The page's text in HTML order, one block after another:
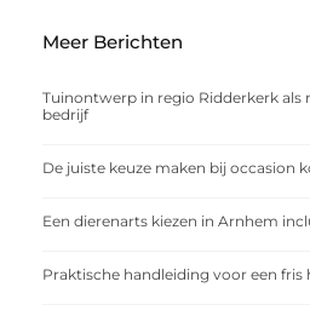
Meer Berichten
Tuinontwerp in regio Ridderkerk
bedrijf
De juiste keuze maken bij occasion
Een dierenarts kiezen in Arnhem
Praktische handleiding voor een fris